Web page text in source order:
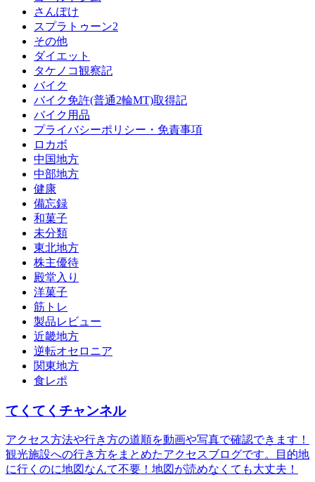
さんぽけ
スプラトゥーン2
その他
ダイエット
タケノコ観察記
バイク
バイク免許(普通2輪MT)取得記
バイク用品
プライバシーポリシー・免責事項
ロカボ
中国地方
中部地方
健康
備忘録
和菓子
未分類
東北地方
株主優待
殿堂入り
洋菓子
筋トレ
製品レビュー
近畿地方
逆転オセロニア
関東地方
食レポ
てくてくチャンネル
アクセス方法や行き方の道順を動画や写真で確認できます！
観光施設への行き方をまとめたアクセスブログです。目的地
に行くのに地図なんて不要！地図が読めなくても大丈夫！